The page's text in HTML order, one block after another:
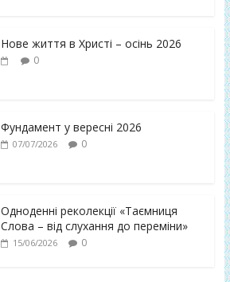
Нове життя в Христі – осінь 2026
0
Фундамент у вересні 2026
07/07/2026 0
Одноденні реколекції «Таємниця
Слова – від слухання до переміни»
15/06/2026 0